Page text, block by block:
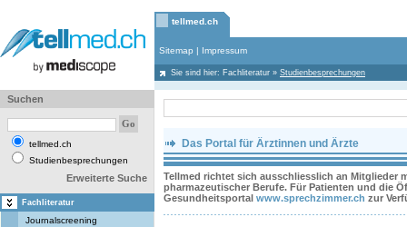
tellmed.ch
Sitemap | Impressum
Sie sind hier: Fachliteratur » Studienbesprechungen
Suchen
tellmed.ch
Studienbesprechungen
Erweiterte Suche
Fachliteratur
Journalscreening
Das Portal für Ärztinnen und Ärzte
Tellmed richtet sich ausschliesslich an Mitglieder
pharmazeutischer Berufe. Für Patienten und die
Gesundheitsportal www.sprechzimmer.ch zur